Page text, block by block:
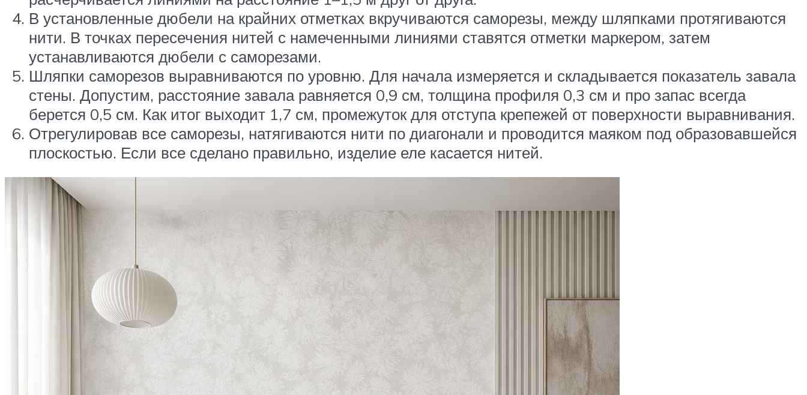
В установленные дюбели на крайних отметках вкручиваются саморезы, между шляпками протягиваются
нити. В точках пересечения нитей с намеченными линиями ставятся отметки маркером, затем
устанавливаются дюбели с саморезами.
Шляпки саморезов выравниваются по уровню. Для начала измеряется и складывается показатель завала
стены. Допустим, расстояние завала равняется 0,9 см, толщина профиля 0,3 см и про запас всегда
берется 0,5 см. Как итог выходит 1,7 см, промежуток для отступа крепежей от поверхности выравнивания.
Отрегулировав все саморезы, натягиваются нити по диагонали и проводится маяком под образовавшейся
плоскостью. Если все сделано правильно, изделие еле касается нитей.